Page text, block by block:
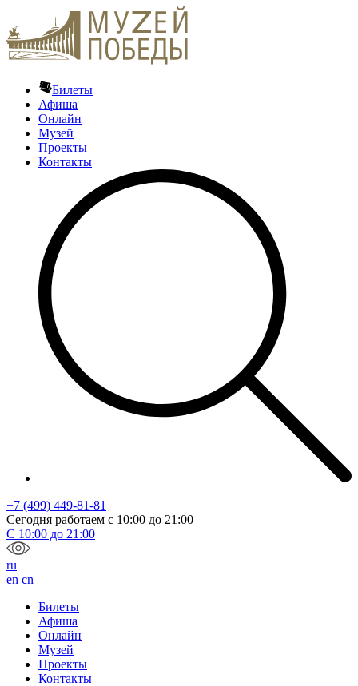
Билеты
Афиша
Онлайн
Музей
Проекты
Контакты
+7 (499) 449-81-81
Сегодня работаем с 10:00 до 21:00
С 10:00 до 21:00
ru
en cn
Билеты
Афиша
Онлайн
Музей
Проекты
Контакты